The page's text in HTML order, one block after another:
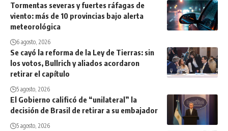
Tormentas severas y fuertes ráfagas de
viento: más de 10 provincias bajo alerta
meteorológica
6 agosto, 2026
Se cayó la reforma de la Ley de Tierras: sin
los votos, Bullrich y aliados acordaron
retirar el capítulo
5 agosto, 2026
El Gobierno calificó de “unilateral” la
decisión de Brasil de retirar a su embajador
5 agosto, 2026